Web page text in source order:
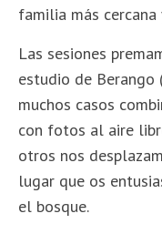
familia más
Las sesiones
estudio de Berango
muchos casos
con fotos al aire
otros nos
lugar que os
el bosque.